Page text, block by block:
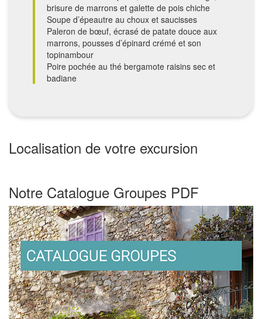
brisure de marrons et galette de pois chiche
Soupe d’épeautre au choux et saucisses
Paleron de bœuf, écrasé de patate douce aux
marrons, pousses d’épinard crémé et son
topinambour
Poire pochée au thé bergamote raisins sec et
badiane
Localisation de votre excursion
−
Leaflet| ©OpenStreetMap
Notre Catalogue Groupes PDF